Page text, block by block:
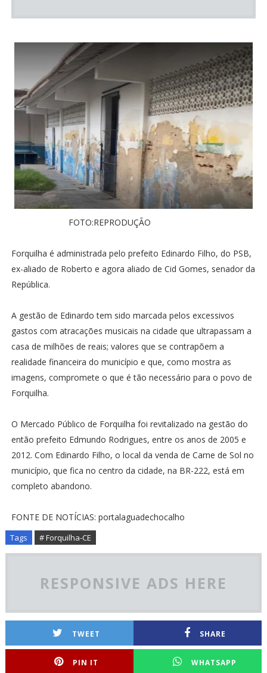
FOTO:REPRODUÇÃO
Forquilha é administrada pelo prefeito Edinardo Filho, do PSB,
ex-aliado de Roberto e agora aliado de Cid Gomes, senador da
República.
A gestão de Edinardo tem sido marcada pelos excessivos
gastos com atracações musicais na cidade que ultrapassam a
casa de milhões de reais; valores que se contrapõem a
realidade financeira do município e que, como mostra as
imagens, compromete o que é tão necessário para o povo de
Forquilha.
O Mercado Público de Forquilha foi revitalizado na gestão do
então prefeito Edmundo Rodrigues, entre os anos de 2005 e
2012. Com Edinardo Filho, o local da venda de Carne de Sol no
município, que fica no centro da cidade, na BR-222, está em
completo abandono.
FONTE DE NOTÍCIAS: portalaguadechocalho
Tags # Forquilha-CE
RESPONSIVE ADS HERE
TWEET SHARE
PIN IT WHATSAPP